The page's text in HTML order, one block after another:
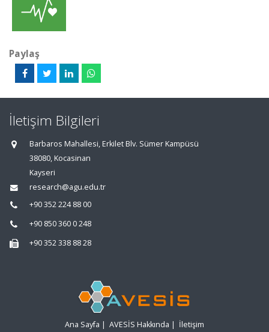
Paylaş
İletişim Bilgileri
Barbaros Mahallesi, Erkilet Blv. Sümer Kampüsü
38080, Kocasinan
Kayseri
research@agu.edu.tr
+90 352 224 88 00
+90 850 360 0 248
+90 352 338 88 28
Ana Sayfa | AVESİS Hakkında | İletişim